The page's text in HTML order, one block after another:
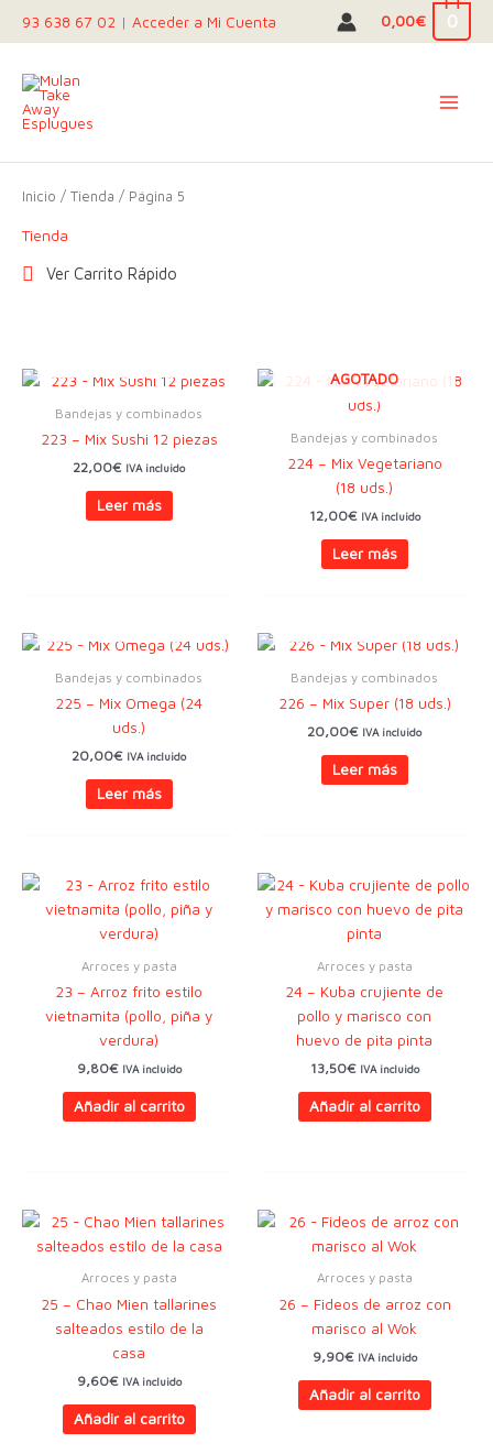
93 638 67 02 | Acceder a Mi Cuenta 0,00€ 0
Inicio / Tienda / Página 5
Tienda
Ver Carrito Rápido
Bandejas y combinados
223 – Mix Sushi 12 piezas
22,00€ IVA incluido
Leer más
AGOTADO
Bandejas y combinados
224 – Mix Vegetariano
(18 uds.)
12,00€ IVA incluido
Leer más
Bandejas y combinados
225 – Mix Omega (24
uds.)
20,00€ IVA incluido
Leer más
Bandejas y combinados
226 – Mix Super (18 uds.)
20,00€ IVA incluido
Leer más
Arroces y pasta
23 – Arroz frito estilo
vietnamita (pollo, piña y
verdura)
9,80€ IVA incluido
Añadir al carrito
Arroces y pasta
24 – Kuba crujiente de
pollo y marisco con
huevo de pita pinta
13,50€ IVA incluido
Añadir al carrito
Arroces y pasta
25 – Chao Mien tallarines
salteados estilo de la
casa
9,60€ IVA incluido
Añadir al carrito
Arroces y pasta
26 – Fideos de arroz con
marisco al Wok
9,90€ IVA incluido
Añadir al carrito